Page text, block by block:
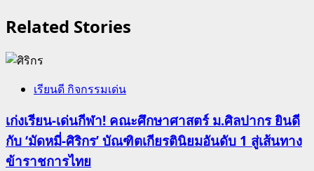
Related Stories
เรียนดี กิจกรรมเด่น
เก่งเรียน-เด่นกีฬา! คณะศึกษาศาสตร์ ม.ศิลปากร ยินดี
กับ ‘มัดหมี่-ศิริกร’ บัณฑิตเกียรตินิยมอันดับ 1 สู่เส้นทาง
ข้าราชการไทย